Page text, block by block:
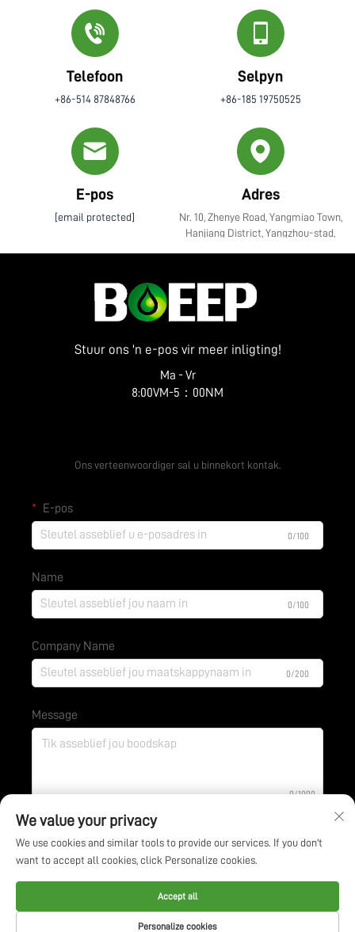
Telefoon
+86-514 87848766
Selpyn
+86-185 19750525
E-pos
[email protected]
Adres
Nr. 10, Zhenye Road, Yangmiao Town,
Hanjiang District, Yangzhou-stad,
Stuur ons 'n e-pos vir meer inligting!
Ma - Vr
8:00VM-5：00NM
Ons verteenwoordiger sal u binnekort kontak.
E-pos
0/100
Name
0/100
Company Name
0/200
Message
0/1000
Dien in
Kopiereg © Jiangsu BOE Environmental Protection
Technology Co., Ltd. Alle regte voorbehou -
We value your privacy
We use cookies and similar tools to provide our services. If you don't
want to accept all cookies, click Personalize cookies.
Personalize cookies
Accept all